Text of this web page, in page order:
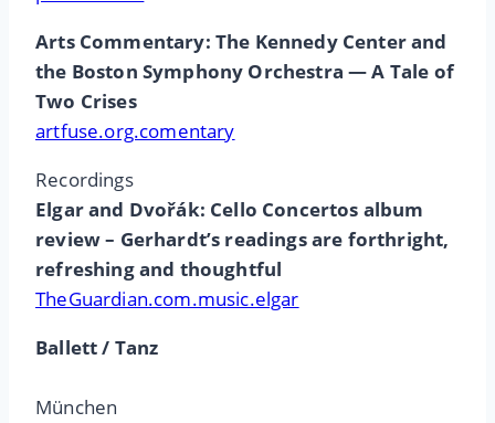
Arts Commentary: The Kennedy Center and
the Boston Symphony Orchestra — A Tale of
Two Crises
artfuse.org.comentary
Recordings
Elgar and Dvořák: Cello Concertos album
review – Gerhardt’s readings are forthright,
refreshing and thoughtful
TheGuardian.com.music.elgar
Ballett / Tanz
München